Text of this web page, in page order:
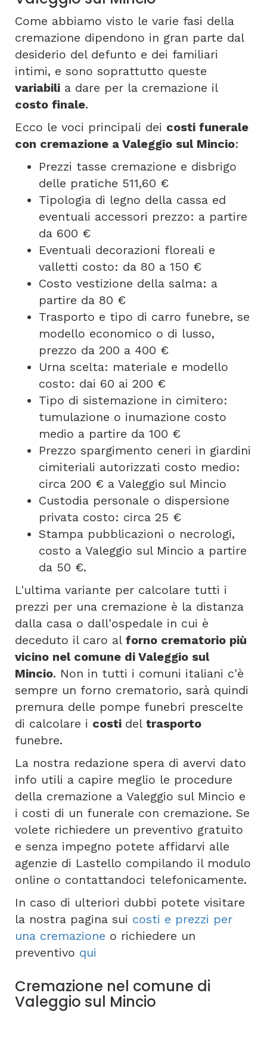
Come abbiamo visto le varie fasi della
cremazione dipendono in gran parte dal
desiderio del defunto e dei familiari
intimi, e sono soprattutto queste
variabili a dare per la cremazione il
costo finale.
Ecco le voci principali dei costi funerale
con cremazione a Valeggio sul Mincio:
Prezzi tasse cremazione e disbrigo
delle pratiche 511,60 €
Tipologia di legno della cassa ed
eventuali accessori prezzo: a partire
da 600 €
Eventuali decorazioni floreali e
valletti costo: da 80 a 150 €
Costo vestizione della salma: a
partire da 80 €
Trasporto e tipo di carro funebre, se
modello economico o di lusso,
prezzo da 200 a 400 €
Urna scelta: materiale e modello
costo: dai 60 ai 200 €
Tipo di sistemazione in cimitero:
tumulazione o inumazione costo
medio a partire da 100 €
Prezzo spargimento ceneri in giardini
cimiteriali autorizzati costo medio:
circa 200 € a Valeggio sul Mincio
Custodia personale o dispersione
privata costo: circa 25 €
Stampa pubblicazioni o necrologi,
costo a Valeggio sul Mincio a partire
da 50 €.
L'ultima variante per calcolare tutti i
prezzi per una cremazione è la distanza
dalla casa o dall'ospedale in cui è
deceduto il caro al forno crematorio più
vicino nel comune di Valeggio sul
Mincio. Non in tutti i comuni italiani c'è
sempre un forno crematorio, sarà quindi
premura delle pompe funebri prescelte
di calcolare i costi del trasporto
funebre.
La nostra redazione spera di avervi dato
info utili a capire meglio le procedure
della cremazione a Valeggio sul Mincio e
i costi di un funerale con cremazione. Se
volete richiedere un preventivo gratuito
e senza impegno potete affidarvi alle
agenzie di Lastello compilando il modulo
online o contattandoci telefonicamente.
In caso di ulteriori dubbi potete visitare
la nostra pagina sui costi e prezzi per
una cremazione o richiedere un
preventivo qui
Cremazione nel comune di
Valeggio sul Mincio